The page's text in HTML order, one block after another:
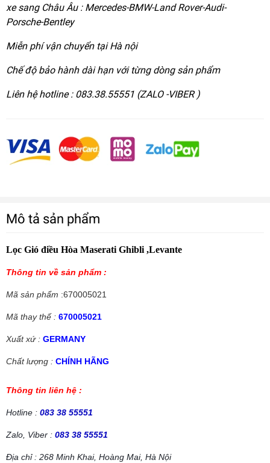
xe sang Châu Âu : Mercedes-BMW-Land Rover-Audi-
Porsche-Bentley
Miễn phí vận chuyển tại Hà nội
Chế độ bảo hành dài hạn với từng dòng sản phẩm
Liên hệ hotline : 083.38.55551 (ZALO -VIBER )
Mô tả sản phẩm
Lọc Gió điều Hòa Maserati Ghibli ,Levante
Thông tin về sản phẩm :
Mã sản phẩm :670005021
Mã thay thế : 670005021
Xuất xứ : GERMANY
Chất lượng : CHÍNH HÃNG
Thông tin liên hệ :
Hotline : 083 38 55551
Zalo, Viber : 083 38 55551
Địa chỉ : 268 Minh Khai, Hoàng Mai, Hà Nội